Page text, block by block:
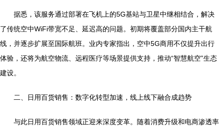
据悉，该服务通过部署在飞机上的5G基站与卫星中继相结合，解决
了传统空中WiFi带宽不足、延迟高的问题。初期将覆盖部分国内主干航
线，并逐步扩展至国际航班。业内专家指出，空中5G商用不仅提升出行
体验，还将为航空物流、远程医疗等场景提供支持，推动“智慧航空”生态
建设。
二、日用百货销售：数字化转型加速，线上线下融合成趋势
与此日用百货销售领域正迎来深度变革。随着消费升级和电商渗透率